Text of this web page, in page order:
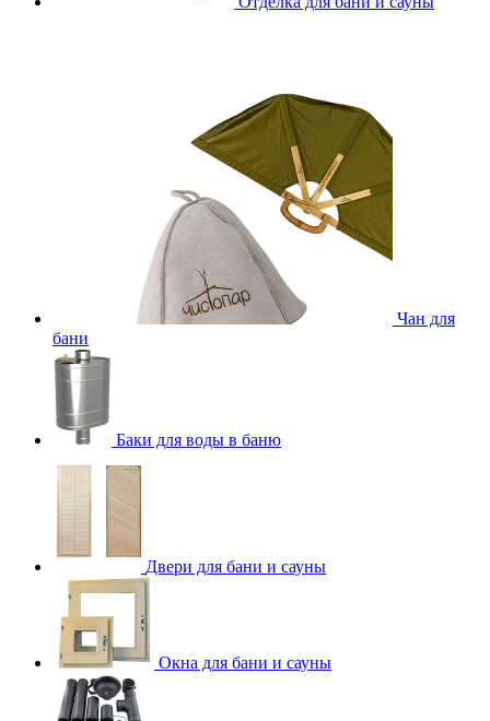
Чан для
бани
Баки для воды в баню
Двери для бани и сауны
Окна для бани и сауны